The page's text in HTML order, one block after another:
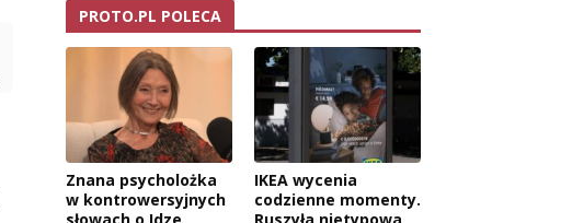
PROTO.PL POLECA
Znana psycholożka
w kontrowersyjnych
IKEA wycenia
codzienne momenty.